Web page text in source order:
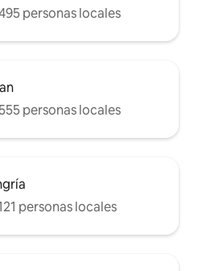
personas locales
personas locales
personas locales